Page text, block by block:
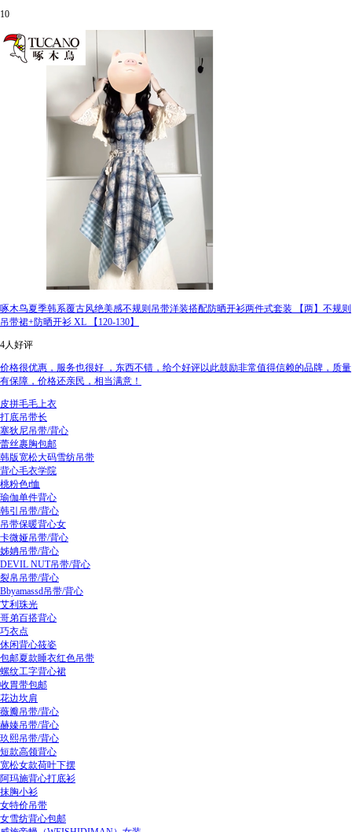
10
啄木鸟夏季韩系覆古风绝美感不规则吊带洋装搭配防晒开衫两件式套装 【两】不规则
吊带裙+防晒开衫 XL 【120-130】
4人好评
价格很优惠，服务也很好 ，东西不错，给个好评以此鼓励非常值得信赖的品牌，质量
有保障，价格还亲民，相当满意！
皮拼毛毛上衣
打底吊带长
塞狄尼吊带/背心
蕾丝裹胸包邮
韩版宽松大码雪纺吊带
背心毛衣学院
桃粉色t恤
瑜伽单件背心
韩引吊带/背心
吊带保暖背心女
卡微娅吊带/背心
姊姌吊带/背心
DEVIL NUT吊带/背心
裂帛吊带/背心
Bbyamassd吊带/背心
艾利珠光
哥弟百搭背心
巧衣点
休闲背心筱姿
包邮夏款睡衣红色吊带
螺纹工字背心裙
收胃带包邮
花边坎肩
薇瓣吊带/背心
赫嫀吊带/背心
玖熙吊带/背心
短款高领背心
宽松女款荷叶下摆
阿玛施背心打底衫
抹胸小衫
女特价吊带
女雪纺背心包邮